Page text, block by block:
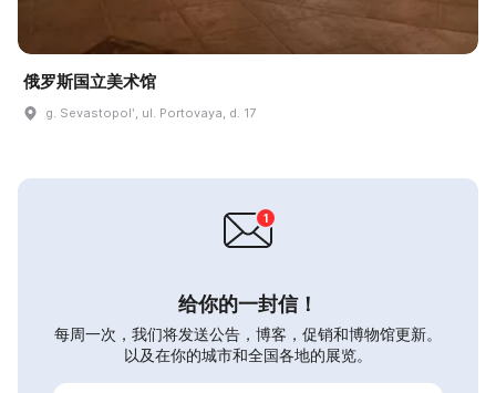
俄罗斯国立美术馆
g. Sevastopolʹ, ul. Portovaya, d. 17
给你的一封信！
每周一次，我们将发送公告，博客，促销和博物馆更新。
以及在你的城市和全国各地的展览。